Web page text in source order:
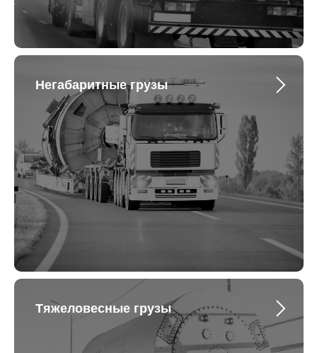
Негабаритные грузы
Тяжеловесные грузы